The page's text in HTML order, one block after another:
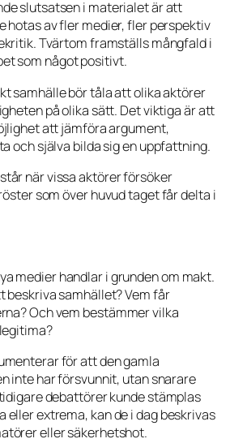
slutsatsen i materialet är att
hotas av fler medier, fler perspektiv
Tvärtom framställs mångfald i
som något positivt.
samhälle bör tåla att olika aktörer
på olika sätt. Det viktiga är att
att jämföra argument,
och själva bilda sig en uppfattning.
när vissa aktörer försöker
som över huvud taget får delta i
medier handlar i grunden om makt.
beskriva samhället? Vem får
Och vem bestämmer vilka
för att den gamla
inte har försvunnit, utan snarare
debattörer kunde stämplas
eller extrema, kan de i dag beskrivas
eller säkerhetshot.